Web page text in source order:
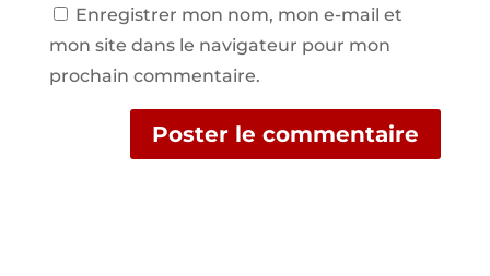
Enregistrer mon nom, mon e-mail et
mon site dans le navigateur pour mon
prochain commentaire.